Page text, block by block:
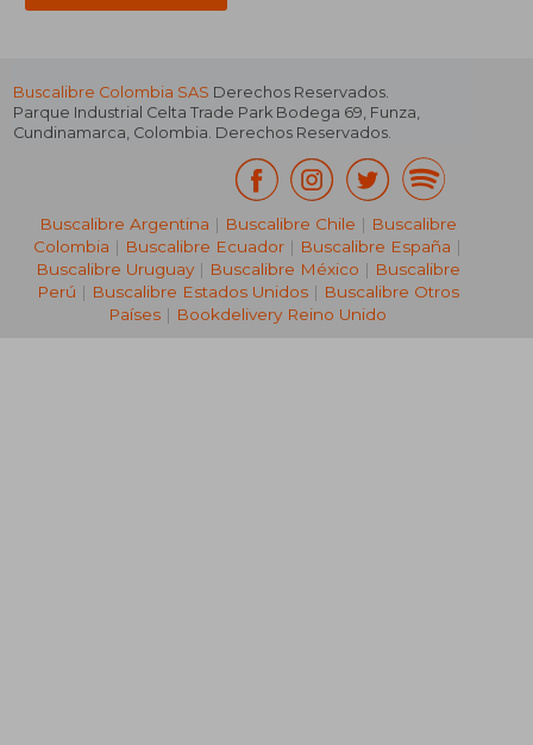
Buscalibre Colombia SAS Derechos Reservados.
Parque Industrial Celta Trade Park Bodega 69, Funza,
Cundinamarca, Colombia. Derechos Reservados.
Buscalibre Argentina | Buscalibre Chile | Buscalibre
Colombia | Buscalibre Ecuador | Buscalibre España |
Buscalibre Uruguay| Buscalibre México | Buscalibre
Perú | Buscalibre Estados Unidos| Buscalibre Otros
Países | Bookdelivery Reino Unido